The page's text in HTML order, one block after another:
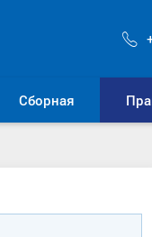
Сборная